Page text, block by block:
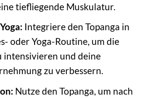
tiefliegende Muskulatur.
Integriere den Topanga in
oder Yoga-Routine, um die
intensivieren und deine
zu verbessern.
Nutze den Topanga, um nach